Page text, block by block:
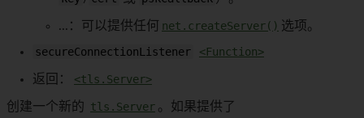
...：可以提供任何 net.createServer() 选项。
secureConnectionListener
<Function>
返回： <tls.Server>
创建一个新的 tls.Server 。如果提供了